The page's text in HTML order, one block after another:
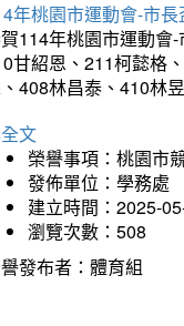
年桃園市運動會-市
114年桃園市運動會
甘紹恩、211柯懿格
408林昌泰、410林
文
榮譽事項：桃園市
發佈單位：學務處
建立時間：2025-
瀏覽次數：508
發布者：體育組